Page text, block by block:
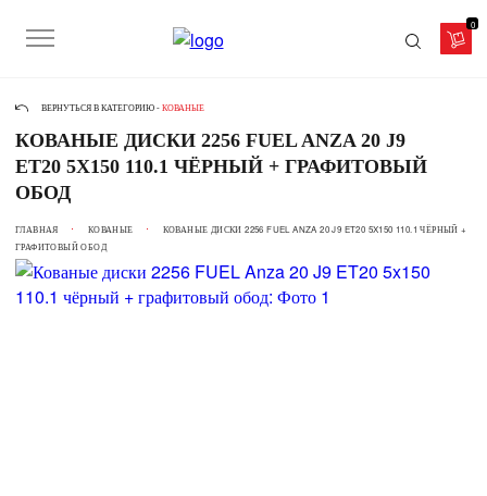
0
ВЕРНУТЬСЯ В КАТЕГОРИЮ - КОВАНЫЕ
КОВАНЫЕ ДИСКИ 2256 FUEL ANZA 20 J9
ET20 5X150 110.1 ЧЁРНЫЙ + ГРАФИТОВЫЙ
ОБОД
ГЛАВНАЯ КОВАНЫЕ
КОВАНЫЕ ДИСКИ 2256 FUEL ANZA 20 J9 ET20 5X150 110.1 ЧЁРНЫЙ +
ГРАФИТОВЫЙ ОБОД